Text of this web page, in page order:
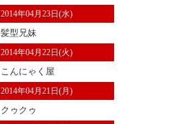
2014年04月23日(水)
髪型兄妹
2014年04月22日(火)
こんにゃく屋
2014年04月21日(月)
クゥクゥ